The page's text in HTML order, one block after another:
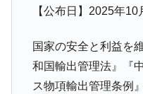
『Money1』
韓国鉄鋼
『Money1』
米国下院
にぶん殴る法案」提出！
する差別。許してはおかぬ
【公布日】2025年10
国家の安全と利益を
和国輸出管理法』『
ス物項輸出管理条例